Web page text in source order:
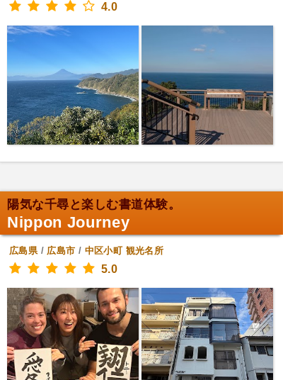
4.0
陽気な千尋と楽しむ書道体験。
Nippon Journey
広島県/ 広島市 / 中区小町 観光名所
5.0